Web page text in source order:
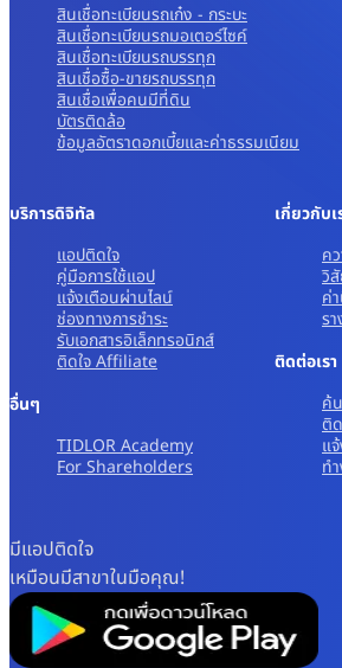
สินเชื่อทะเบียนรถเก๋ง - กระบะ
สินเชื่อทะเบียนรถมอเตอร์ไซค์
สินเชื่อทะเบียนรถบรรทุก
สินเชื่อซื้อ-ขายรถบรรทุก
สินเชื่อเพื่อคนมีที่ดิน
บัตรติดล้อ
ข้อมูลอัตราดอกเบี้ยและค่าธรรมเนียม
บริการดิจิทัล
แอปติดใจ
คู่มือการใช้แอป
แจ้งเตือนผ่านไลน์
ช่องทางการชำระ
รับเอกสารอิเล็กทรอนิกส์
ติดใจ Affiliate
อื่นๆ
TIDLOR Academy
For Shareholders
เกี่ยวกับเ
ค
วิ
ค่
ร
ติดต่อเรา
ค้
ติ
แ
ทํ
มีแอปติดใจ
เหมือนมีสาขาในมือคุณ!